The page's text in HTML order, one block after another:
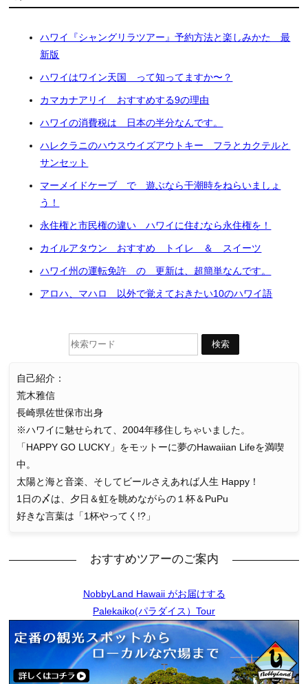
ハワイ『シャングリラツアー』予約方法と楽しみかた 最
新版
ハワイはワイン天国 って知ってますか〜？
カマカナアリイ おすすめする9の理由
ハワイの消費税は 日本の半分なんです。
ハレクラニのハウスウイズアウトキー フラとカクテルと
サンセット
マーメイドケーブ で 遊ぶなら干潮時をねらいましょ
う！
永住権と市民権の違い ハワイに住むなら永住権を！
カイルアタウン おすすめ トイレ ＆ スイーツ
ハワイ州の運転免許 の 更新は、超簡単なんです。
アロハ、マハロ 以外で覚えておきたい10のハワイ語
自己紹介：
荒木雅信
長崎県佐世保市出身
※ハワイに魅せられて、2004年移住しちゃいました。
「HAPPY GO LUCKY」をモットーに夢のHawaiian Lifeを満喫
中。
太陽と海と音楽、そしてビールさえあれば人生 Happy！
1日の〆は、夕日＆虹を眺めながらの１杯＆PuPu
好きな言葉は「1杯やってく!?」
おすすめツアーのご案内
NobbyLand Hawaii がお届けする
Palekaiko(パラダイス）Tour